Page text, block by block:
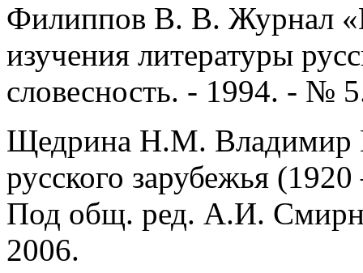
Филиппов В. В. Журнал
изучения литературы
словесность. - 1994. - №
Щедрина Н.М. Владимир
русского зарубежья
Под общ. ред. А.И.
2006.